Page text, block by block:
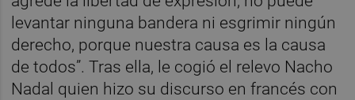
levantar ninguna bandera ni esgrimir ningún
derecho, porque nuestra causa es la causa
de todos”. Tras ella, le cogió el relevo Nacho
Nadal quien hizo su discurso en francés con